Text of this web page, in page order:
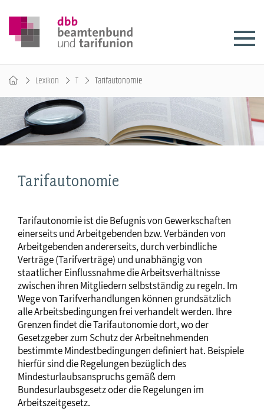
Lexikon T Tarifautonomie
Tarifautonomie
Tarifautonomie ist die Befugnis von Gewerkschaften
einerseits und Arbeitgebenden bzw. Verbänden von
Arbeitgebenden andererseits, durch verbindliche
Verträge (Tarifverträge) und unabhängig von
staatlicher Einflussnahme die Arbeitsverhältnisse
zwischen ihren Mitgliedern selbstständig zu regeln. Im
Wege von Tarifverhandlungen können grundsätzlich
alle Arbeitsbedingungen frei verhandelt werden. Ihre
Grenzen findet die Tarifautonomie dort, wo der
Gesetzgeber zum Schutz der Arbeitnehmenden
bestimmte Mindestbedingungen definiert hat. Beispiele
hierfür sind die Regelungen bezüglich des
Mindesturlaubsanspruchs gemäß dem
Bundesurlaubsgesetz oder die Regelungen im
Arbeitszeitgesetz.